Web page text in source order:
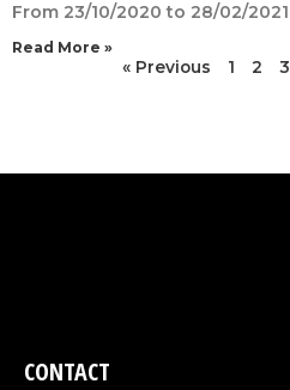
From 23/10/2020 to 28/02/2021
Read More »
« Previous 1 2 3
CONTACT